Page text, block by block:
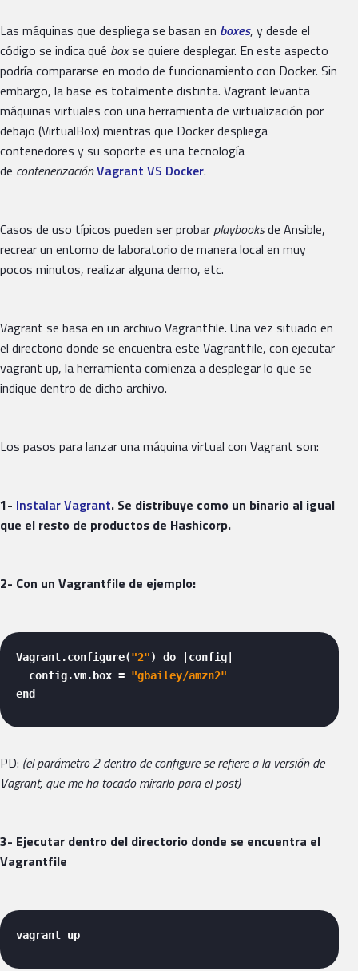
Las máquinas que despliega se basan en boxes, y desde el
código se indica qué boxse quiere desplegar. En este aspecto
podría compararse en modo de funcionamiento con Docker. Sin
embargo, la base es totalmente distinta. Vagrant levanta
máquinas virtuales con una herramienta de virtualización por
debajo (VirtualBox) mientras que Docker despliega
contenedores y su soporte es una tecnología
de contenerizaciónVagrant VS Docker.
Casos de uso típicos pueden ser probarplaybooksde Ansible,
recrear un entorno de laboratorio de manera local en muy
pocos minutos, realizar alguna demo, etc.
Vagrant se basa en un archivo Vagrantfile. Una vez situado en
el directorio donde se encuentra este Vagrantfile, con ejecutar
vagrant up, la herramienta comienza a desplegar lo que se
indique dentro de dicho archivo.
Los pasos para lanzar una máquina virtual con Vagrant son:
1- Instalar Vagrant. Se distribuye como un binario al igual
que el resto de productos de Hashicorp.
2- Con un Vagrantfile de ejemplo:
Vagrant.configure("2") do |config|
  config.vm.box =
"gbailey/amzn2"
end
PD: (el parámetro 2 dentro de configure se refiere a la versión de
Vagrant, que me ha tocado mirarlo para el post)
3- Ejecutar dentro del directorio donde se encuentra el
Vagrantfile
vagrant up